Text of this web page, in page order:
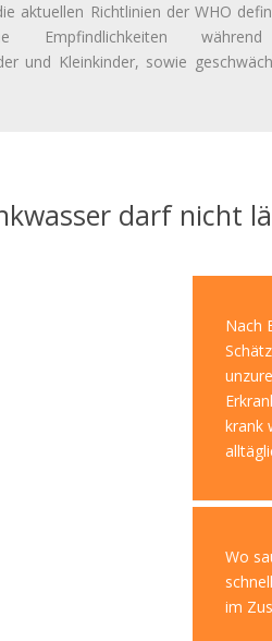
aktuellen Richtlinien der WHO
Empfindlichkeiten
und Kleinkinder, sowie
darf nicht
Nach
krank
Wo
im